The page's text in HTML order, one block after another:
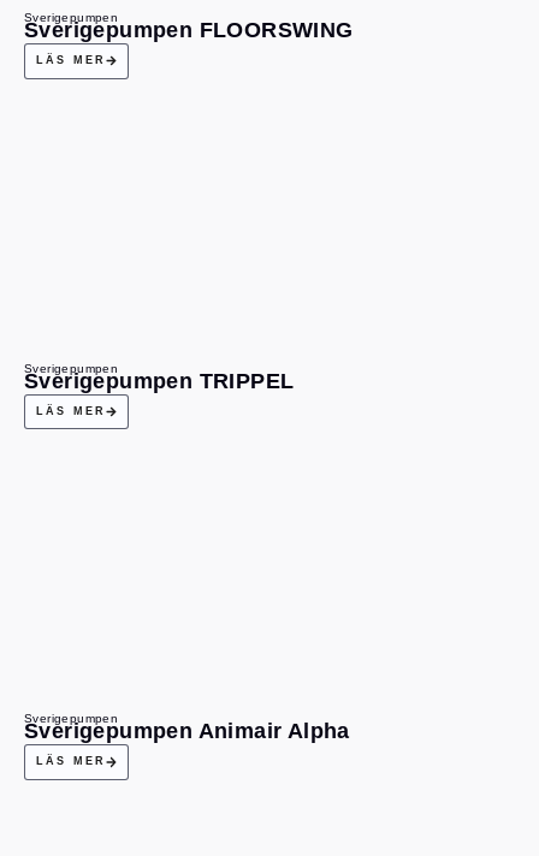
Sverigepumpen
Sverigepumpen FLOORSWING
LÄS MER
Sverigepumpen
Sverigepumpen TRIPPEL
LÄS MER
Sverigepumpen
Sverigepumpen Animair Alpha
LÄS MER